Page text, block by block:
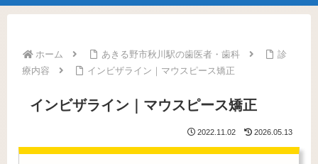
ホーム あきる野市秋川駅の歯医者・歯科
診
療内容
インビザライン｜マウスピース矯正
インビザライン｜マウスピース矯正
2022.11.02 2026.05.13